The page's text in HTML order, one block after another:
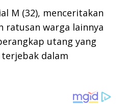
M (32), menceritakan
ratusan warga lainnya
utang yang
dalam